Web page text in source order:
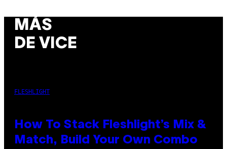
MÁS
DE VICE
FLESHLIGHT
How To Stack Fleshlight’s Mix &
Match, Build Your Own Combo